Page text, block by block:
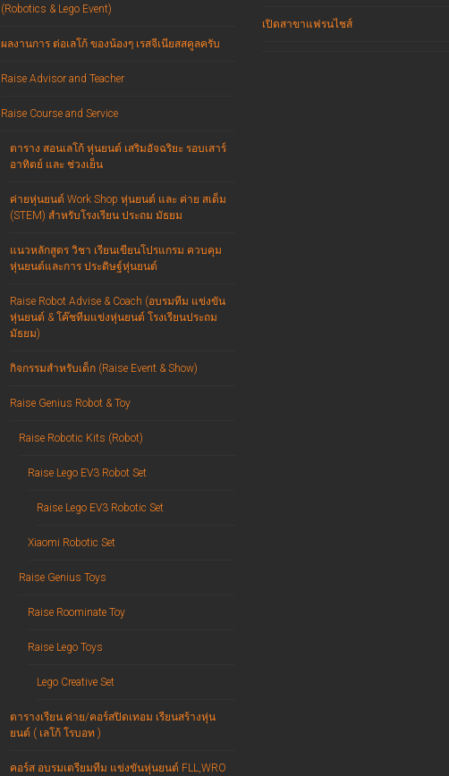
(Robotics & Lego Event)
ผลงานการ ต่อเลโก้ ของน้องๆ เรสจีเนียสสคูลครับ
Raise Advisor and Teacher
Raise Course and Service
ตาราง สอนเลโก้ หุ่นยนต์ เสริมอัจฉริยะ รอบเสาร์
อาทิตย์ และ ช่วงเย็น
ค่ายหุ่นยนต์ Work Shop หุ่นยนต์ และ ค่าย สเต็ม
(STEM) สำหรับโรงเรียน ประถม มัธยม
แนวหลักสูตร วิชา เรียนเขียนโปรแกรม ควบคุม
หุ่นยนต์และการ ประดิษฐ์หุ่นยนต์
Raise Robot Advise & Coach (อบรมทีม แข่งขัน
หุ่นยนต์ & โค๊ชทีมแข่งหุ่นยนต์ โรงเรียนประถม
มัธยม)
กิจกรรมสำหรับเด็ก (Raise Event & Show)
Raise Genius Robot & Toy
Raise Robotic Kits (Robot)
Raise Lego EV3 Robot Set
Raise Lego EV3 Robotic Set
Xiaomi Robotic Set
Raise Genius Toys
Raise Roominate Toy
Raise Lego Toys
Lego Creative Set
ตารางเรียน ค่าย/คอร์สปิดเทอม เรียนสร้างหุ่น
ยนต์ ( เลโก้ โรบอท )
คอร์ส อบรมเตรียมทีม แข่งขันหุ่นยนต์ FLL,WRO
เปิดสาขาแฟรนไชส์